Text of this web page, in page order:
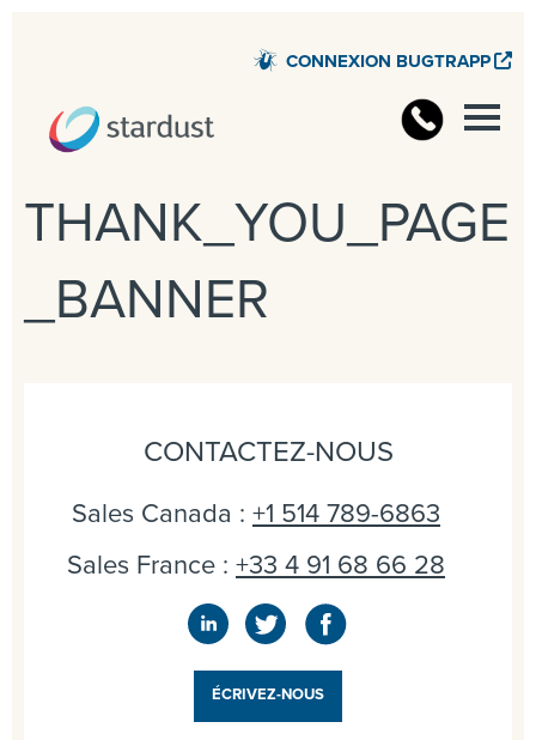
CONNEXION BUGTRAPP
THANK_YOU_PAGE
_BANNER
CONTACTEZ-NOUS
Sales Canada : +1 514 789-6863
Sales France : +33 4 91 68 66 28
ÉCRIVEZ-NOUS